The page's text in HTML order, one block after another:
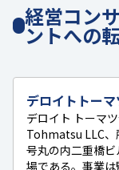
経営コン
ントへの
デロイトトー
デロイト トーマ
Tohmatsu LLC、
号丸の内二重橋
場である。事業